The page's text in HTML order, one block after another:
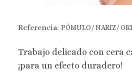
Referencia: PÓMULO/ NARIZ/
Trabajo delicado con cera
¡para un efecto duradero!